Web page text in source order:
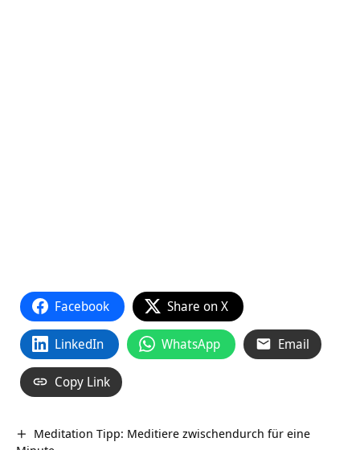
Facebook Share on X
LinkedIn WhatsApp Email
Copy Link
Meditation Tipp: Meditiere zwischendurch für eine